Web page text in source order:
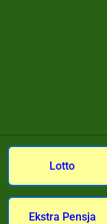
Lotto
Ekstra Pensja